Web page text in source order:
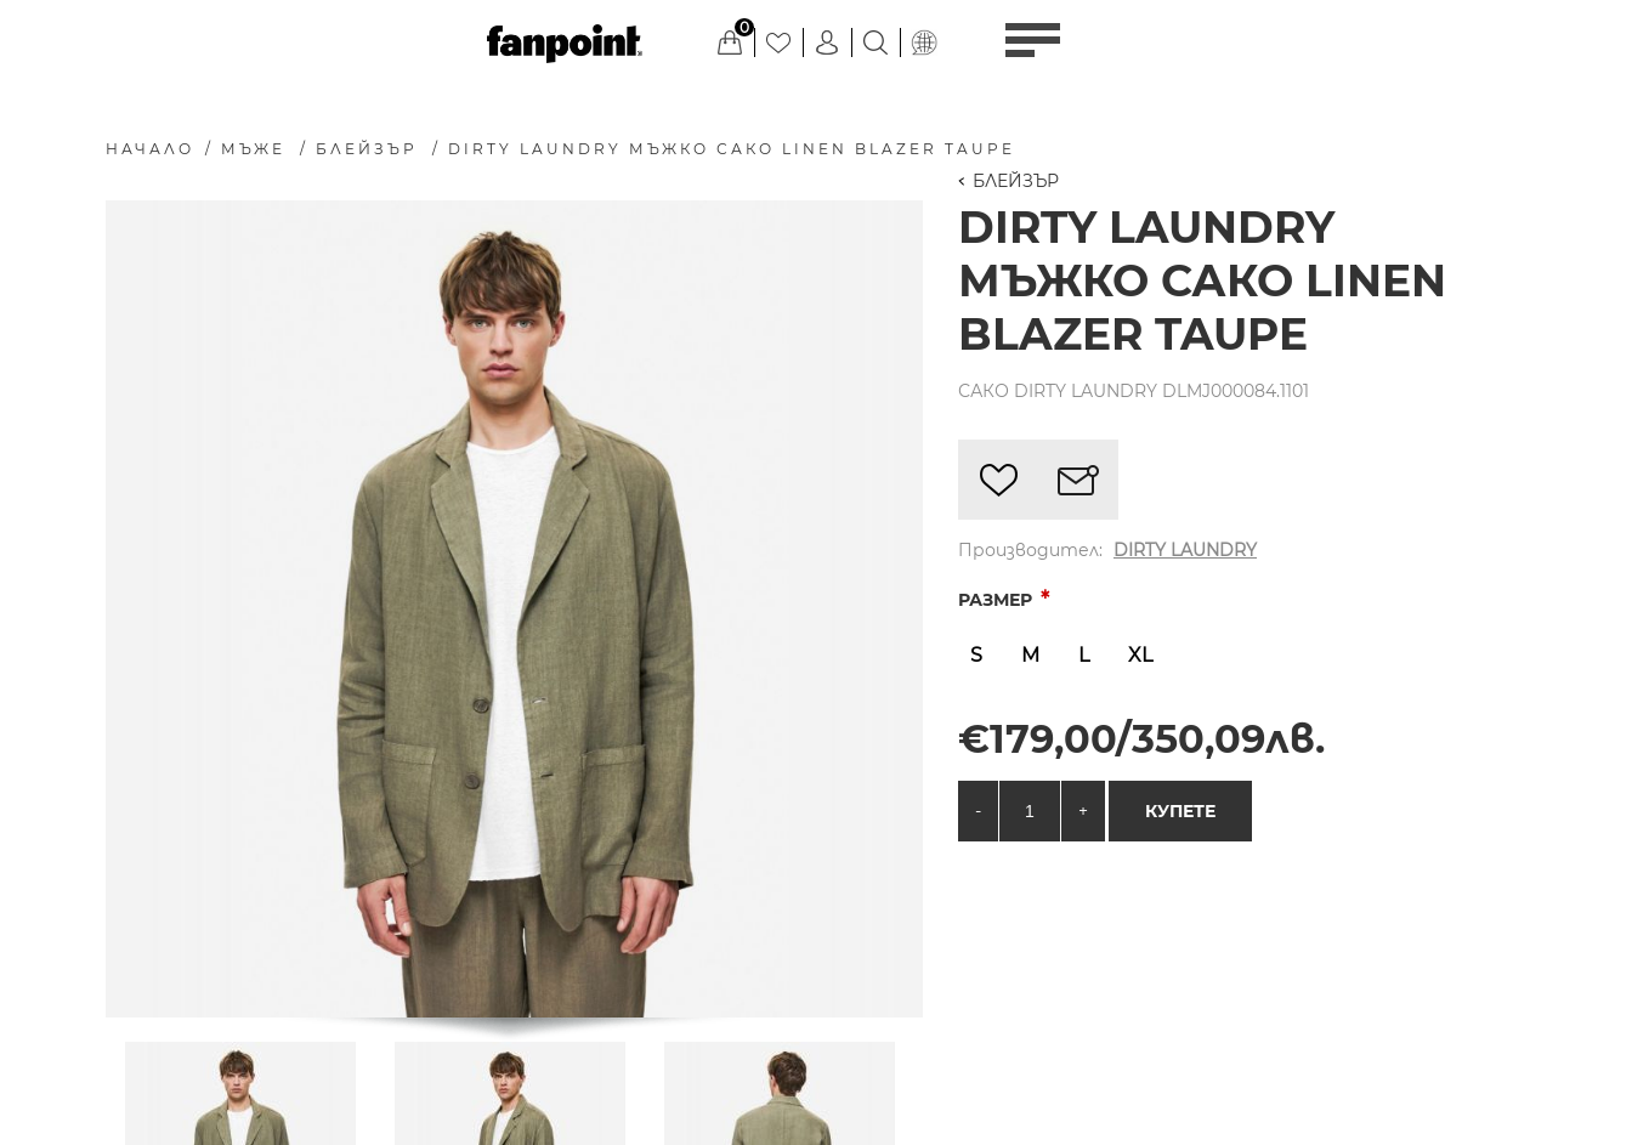
0
НАЧАЛО / МЪЖЕ / БЛЕЙЗЪР / DIRTY LAUNDRY МЪЖКО САКО LINEN BLAZER TAUPE
БЛЕЙЗЪР
DIRTY LAUNDRY
МЪЖКО САКО LINEN
BLAZER TAUPE
САКО DIRTY LAUNDRY DLMJ000084.1101
Производител: DIRTY LAUNDRY
РАЗМЕР *
S M L XL
€179,00/350,09лв.
- + КУПЕТЕ